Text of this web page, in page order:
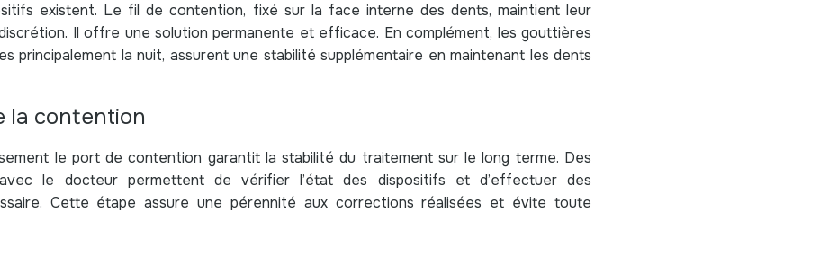
existent. Le fil de contention, fixé sur la face interne des dents, maintient leur
Il offre une solution permanente et efficace. En complément, les gouttières
principalement la nuit, assurent une stabilité supplémentaire en maintenant les dents
la contention
le port de contention garantit la stabilité du traitement sur le long terme. Des
le docteur permettent de vérifier l’état des dispositifs et d’effectuer des
Cette étape assure une pérennité aux corrections réalisées et évite toute